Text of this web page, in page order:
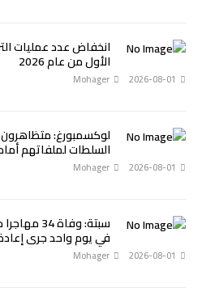
انخفاض عدد عمليات
الأول من عام 2026
2026-08-01
Mohager
لوكسمبورغ:
السلطات لملفاتهم
2026-08-01
Mohager
في يوم واحد جرى
2026-08-01
Mohager